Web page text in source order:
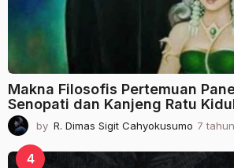
Makna Filosofis Pertemuan
Senopati dan Kanjeng Ratu
by R. Dimas Sigit Cahyokusumo 7
4